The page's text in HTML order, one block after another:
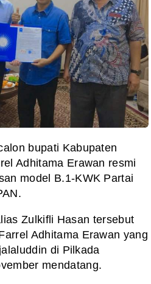
bupati Kabupaten
Adhitama Erawan resmi
model B.1-KWK Partai
Zulkifli Hasan tersebut
Adhitama Erawan yang
di Pilkada
mendatang.